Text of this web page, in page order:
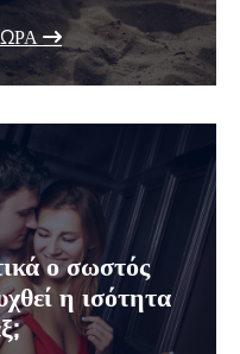
ο σωστός
η ισότητα